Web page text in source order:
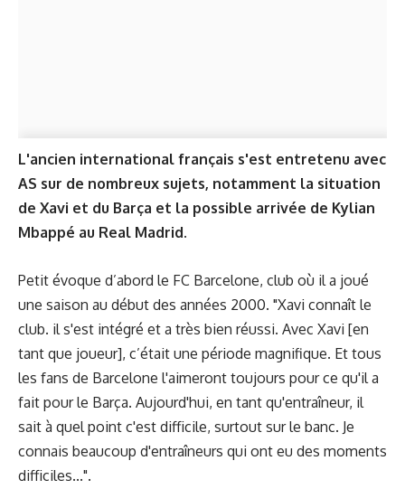
L'ancien international français s'est entretenu avec
AS sur de nombreux sujets, notamment la situation
de Xavi et du Barça et la possible arrivée de Kylian
Mbappé au Real Madrid.
Petit évoque d’abord le FC Barcelone, club où il a joué
une saison au début des années 2000. "Xavi connaît le
club. il s'est intégré et a très bien réussi. Avec Xavi [en
tant que joueur], c’était une période magnifique. Et tous
les fans de Barcelone l'aimeront toujours pour ce qu'il a
fait pour le Barça. Aujourd'hui, en tant qu'entraîneur, il
sait à quel point c'est difficile, surtout sur le banc. Je
connais beaucoup d'entraîneurs qui ont eu des moments
difficiles...".